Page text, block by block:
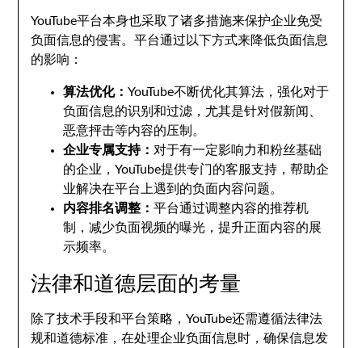
YouTube平台本身也采取了诸多措施来保护企业免受
负面信息的侵害。平台通过以下方式来降低负面信息
的影响：
算法优化：YouTube不断优化其算法，强化对于
负面信息的识别和过滤，尤其是针对假新闻、
恶意抨击等内容的压制。
企业专属支持： 对于有一定影响力和粉丝基础
的企业，YouTube提供专门的客服支持，帮助企
业解决在平台上遇到的负面内容问题。
内容排名调整：平台通过调整内容的推荐机
制，减少负面视频的曝光，提升正面内容的展
示频率。
法律和道德层面的考量
除了技术手段和平台策略，YouTube还需遵循法律法
规和道德标准，在处理企业负面信息时，确保信息发